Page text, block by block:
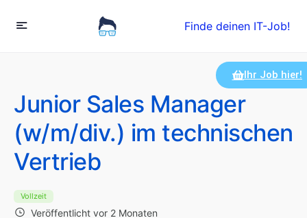
Finde deinen IT-Job!
Junior Sales Manager
(w/m/div.) im technischen
Vertrieb
Vollzeit
Veröffentlicht vor 2 Monaten
Ihr Job hier!